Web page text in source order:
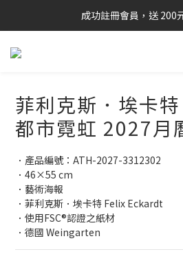
成功註冊會員，送 200
菲利克斯．埃卡
都市霓虹 2027
．產品編號：ATH-2027-3312302
．46×55 cm
．藝術海報
．菲利克斯．埃卡特 Felix Eckardt
．使用FSC®認證之紙材
．德國 Weingarten